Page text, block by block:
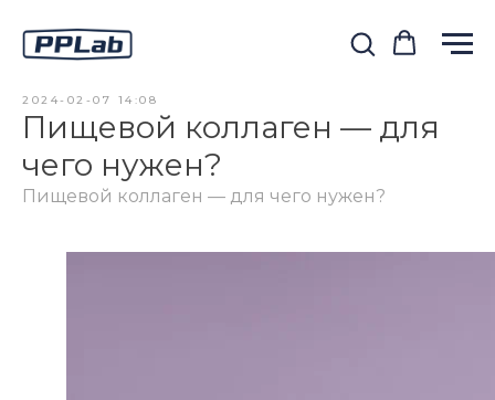
2024-02-07 14:08
Пищевой коллаген — для
чего нужен?
Пищевой коллаген — для чего нужен?